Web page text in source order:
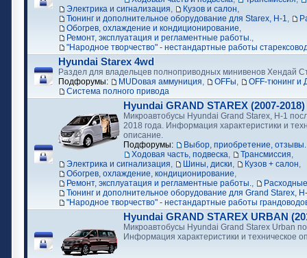
Электрика и сигнализация, Кузов и салон,
Тюнинг и дополнительное оборудование для Starex, H-1,
Обогрев, охлаждение и кондиционирование,
Ремонт, эксплуатация и регламентные работы.,
"Народное творчество" - нестандартные работы
Hyundai Starex 4wd
Раздел для владельцев полноприводных минивенов Хендай
Подфорумы:
MUDовая аммуниция, OFFы,
OFF-тюнинг и
Cистема полного привода
Hyundai GRAND STAREX (2007-2018)
Микроавтобусы Hyundai Grand Starex, H-1
2018 года. Информация характеристики и
описание.
Подфорумы:
Выбор, приобретение, отзывы.
Ходовая часть, подвеска, Трансмиссия,
Электрика и сигнализация, Шины, диски, Кузов + салон,
Обогрев, охлаждение, кондиционирование,
Ремонт, эксплуатация и регламентные работы.,
Тюнинг и дополнительное оборудование для Grand Starex,
"Народное творчество" - нестандартные работы
Hyundai GRAND STAREX URBAN
Микроавтобусы Hyundai Grand Starex Urban
Информация характеристики и техническое